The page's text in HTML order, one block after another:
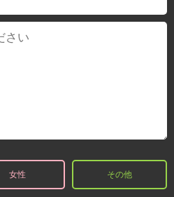
女性 その他